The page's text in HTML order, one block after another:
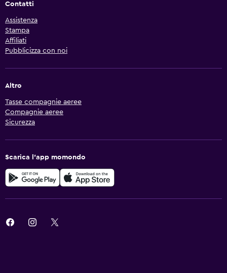
Contatti
Assistenza
Stampa
Affiliati
Pubblicizza con noi
Altro
Tasse compagnie aeree
Compagnie aeree
Sicurezza
Scarica l'app momondo